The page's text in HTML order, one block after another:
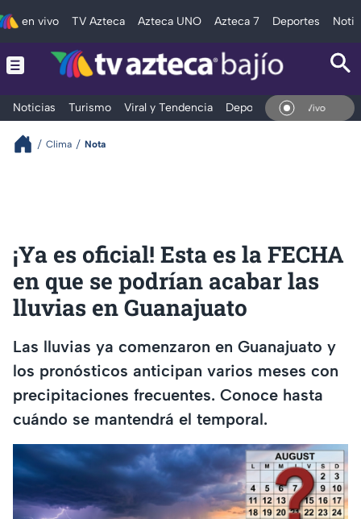
en vivo TV Azteca Azteca UNO Azteca 7 Deportes
Noticias Turismo Viral y Tendencia Deportes Espectáculos
En Vivo
Clima Nota
¡Ya es oficial! Esta es la FECHA
en que se podrían acabar las
lluvias en Guanajuato
Las lluvias ya comenzaron en Guanajuato y
los pronósticos anticipan varios meses con
precipitaciones frecuentes. Conoce hasta
cuándo se mantendrá el temporal.